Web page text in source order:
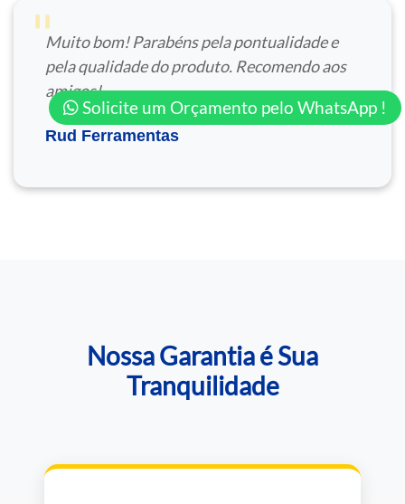
"Muito bom! Parabéns pela pontualidade e
pela qualidade do produto. Recomendo aos
amigos!
Rud Ferramentas
Nossa Garantia é Sua
Tranquilidade
Solicite um Orçamento pelo WhatsApp !